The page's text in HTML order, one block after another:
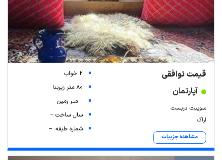
قیمت توافقی
آپارتمان
سوییت دربست
اراک
مشاهده جزییات
2 خواب
80 متر زیربنا
-- متر زمین
سال ساخت --
شماره طبقه: --